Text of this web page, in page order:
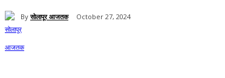
By सोलापूर आजतक October 27, 2024